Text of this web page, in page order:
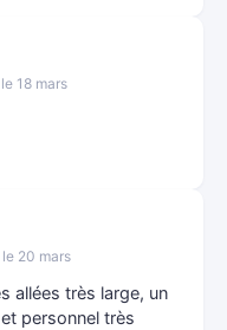
18 mars
20 mars
allées très large, un
personnel très